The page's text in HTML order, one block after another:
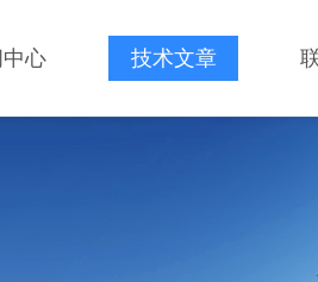
心 技术文章